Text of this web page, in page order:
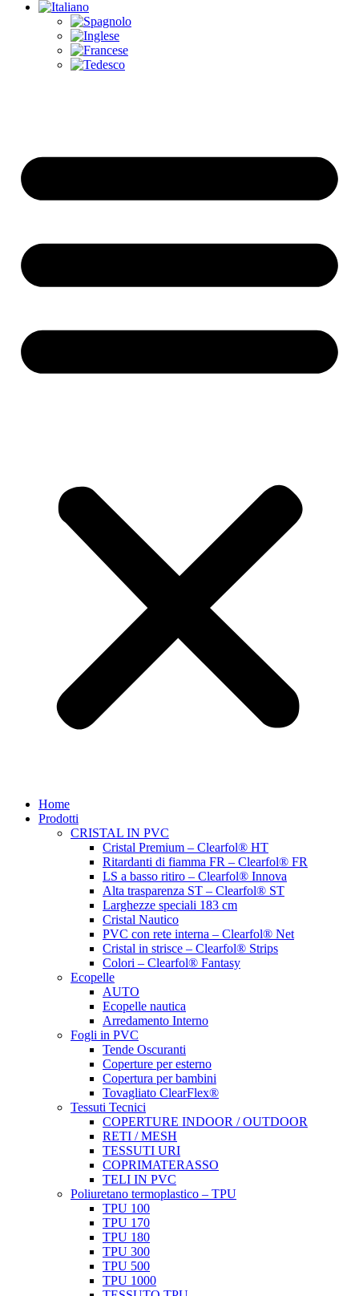
Home
Prodotti
CRISTAL IN PVC
Cristal Premium – Clearfol® HT
Ritardanti di fiamma FR – Clearfol® FR
LS a basso ritiro – Clearfol® Innova
Alta trasparenza ST – Clearfol® ST
Larghezze speciali 183 cm
Cristal Nautico
PVC con rete interna – Clearfol® Net
Cristal in strisce – Clearfol® Strips
Colori – Clearfol® Fantasy
Ecopelle
AUTO
Ecopelle nautica
Arredamento Interno
Fogli in PVC
Tende Oscuranti
Coperture per esterno
Copertura per bambini
Tovagliato ClearFlex®
Tessuti Tecnici
COPERTURE INDOOR / OUTDOOR
RETI / MESH
TESSUTI URI
COPRIMATERASSO
TELI IN PVC
Poliuretano termoplastico – TPU
TPU 100
TPU 170
TPU 180
TPU 300
TPU 500
TPU 1000